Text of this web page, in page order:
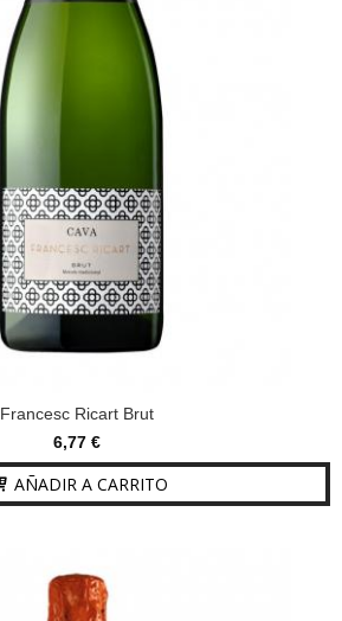
Francesc Ricart Brut
6,77 €
AÑADIR A CARRITO